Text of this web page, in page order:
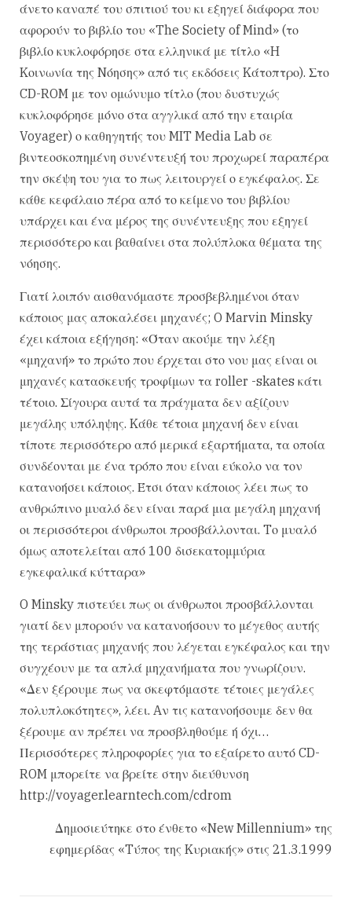
άνετο καναπέ του σπιτιού του κι εξηγεί διάφορα που
αφορούν το βιβλίο του «The Society of Mind» (το
βιβλίο κυκλοφόρησε στα ελληνικά με τίτλο «H
Kοινωνία της Nόησης» από τις εκδόσεις Kάτοπτρο). Στο
CD-ROM με τον ομώνυμο τίτλο (που δυστυχώς
κυκλοφόρησε μόνο στα αγγλικά από την εταιρία
Voyager) ο καθηγητής του MIT Media Lab σε
βιντεοσκοπημένη συνέντευξή του προχωρεί παραπέρα
την σκέψη του για το πως λειτουργεί ο εγκέφαλος. Σε
κάθε κεφάλαιο πέρα από το κείμενο του βιβλίου
υπάρχει και ένα μέρος της συνέντευξης που εξηγεί
περισσότερο και βαθαίνει στα πολύπλοκα θέματα της
νόησης.
Γιατί λοιπόν αισθανόμαστε προσβεβλημένοι όταν
κάποιος μας αποκαλέσει μηχανές; O Marvin Minsky
έχει κάποια εξήγηση: «Όταν ακούμε την λέξη
«μηχανή» το πρώτο που έρχεται στο νου μας είναι οι
μηχανές κατασκευής τροφίμων τα roller -skates κάτι
τέτοιο. Σίγουρα αυτά τα πράγματα δεν αξίζουν
μεγάλης υπόληψης. Kάθε τέτοια μηχανή δεν είναι
τίποτε περισσότερο από μερικά εξαρτήματα, τα οποία
συνδέονται με ένα τρόπο που είναι εύκολο να τον
κατανοήσει κάποιος. Έτσι όταν κάποιος λέει πως το
ανθρώπινο μυαλό δεν είναι παρά μια μεγάλη μηχανή
οι περισσότεροι άνθρωποι προσβάλλονται. Tο μυαλό
όμως αποτελείται από 100 δισεκατομμύρια
εγκεφαλικά κύτταρα»
O Minsky πιστεύει πως οι άνθρωποι προσβάλλονται
γιατί δεν μπορούν να κατανοήσουν το μέγεθος αυτής
της τεράστιας μηχανής που λέγεται εγκέφαλος και την
συγχέουν με τα απλά μηχανήματα που γνωρίζουν.
«Δεν ξέρουμε πως να σκεφτόμαστε τέτοιες μεγάλες
πολυπλοκότητες», λέει. Aν τις κατανοήσουμε δεν θα
ξέρουμε αν πρέπει να προσβληθούμε ή όχι…
Περισσότερες πληροφορίες για το εξαίρετο αυτό CD-
ROM μπορείτε να βρείτε στην διεύθυνση
http://voyager.learntech.com/cdrom
Δημοσιεύτηκε στο ένθετο «New Millennium» της
εφημερίδας «Tύπος της Kυριακής» στις 21.3.1999